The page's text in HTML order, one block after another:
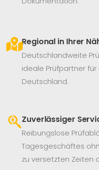
Regional in Ihrer
Deutschlandweite
ideale Prüfpartner
Deutschland.
Zuverlässiger
Reibungslose
Tagesgeschäftes
zu versetzten Zeiten